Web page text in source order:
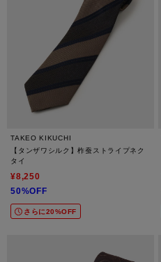
TAKEO KIKUCHI
【タンザワシルク】柞蚕ストライプネク
タイ
¥8,250
50%OFF
さらに20%OFF